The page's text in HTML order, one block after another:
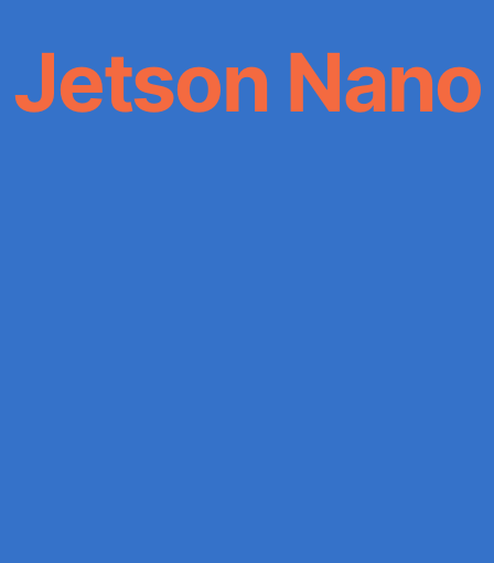
Jetson Nano